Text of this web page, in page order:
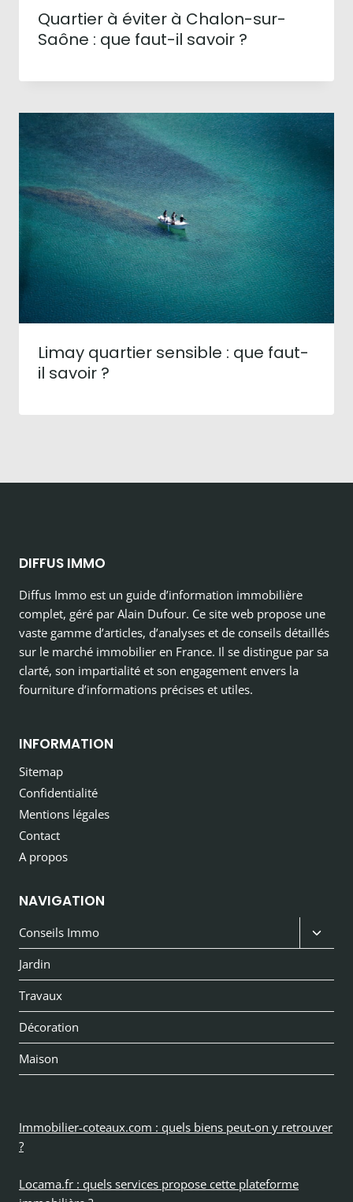
Quartier à éviter à Chalon-sur-
Saône : que faut-il savoir ?
Limay quartier sensible : que faut-
il savoir ?
DIFFUS IMMO
Diffus Immo est un guide d’information immobilière
complet, géré par Alain Dufour. Ce site web propose une
vaste gamme d’articles, d’analyses et de conseils détaillés
sur le marché immobilier en France. Il se distingue par sa
clarté, son impartialité et son engagement envers la
fourniture d’informations précises et utiles.
INFORMATION
Sitemap
Confidentialité
Mentions légales
Contact
A propos
NAVIGATION
Conseils Immo
le
menu
Jardin
Travaux
Décoration
Maison
Immobilier-coteaux.com : quels biens peut-on y retrouver
?
Locama.fr : quels services propose cette plateforme